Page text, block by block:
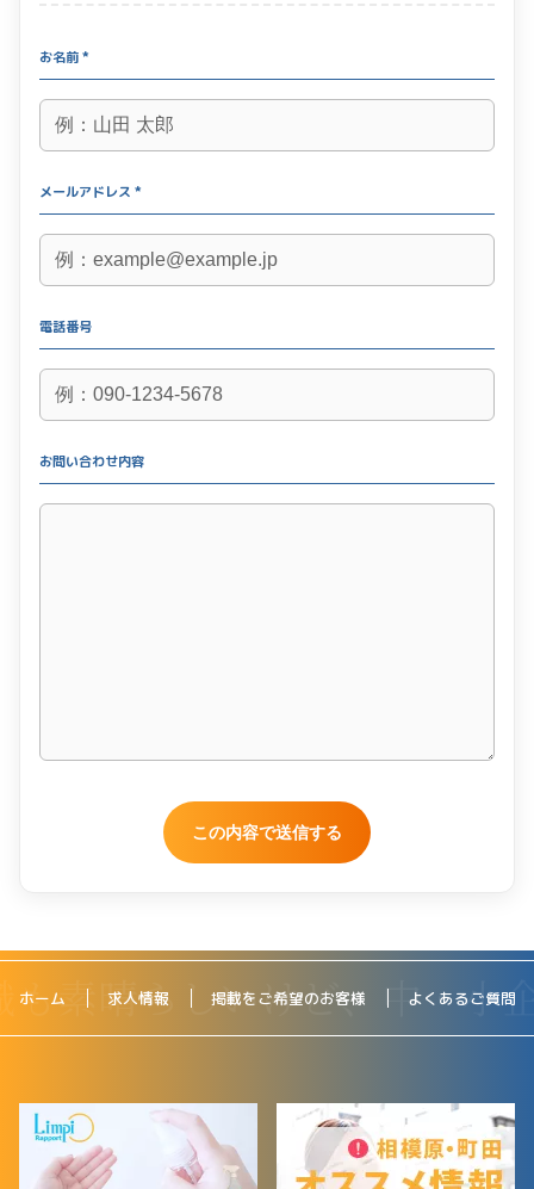
お名前 *
メールアドレス *
電話番号
お問い合わせ内容
ホーム 求人情報 掲載をご希望のお客様 よくあるご質問